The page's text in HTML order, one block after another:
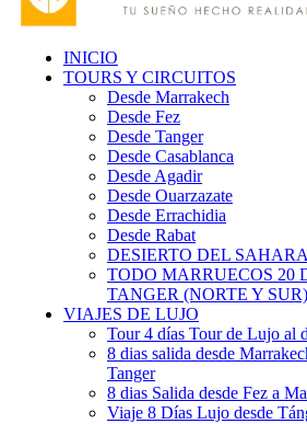
INICIO
TOURS Y CIRCUITOS
Desde Marrakech
Desde Fez
Desde Tanger
Desde Casablanca
Desde Agadir
Desde Ouarzazate
Desde Errachidia
Desde Rabat
DESIERTO DEL SAHARA
TODO MARRUECOS 20
TANGER (NORTE Y SUR)
VIAJES DE LUJO
Tour 4 días Tour de Lujo al
8 dias salida desde
Tanger
8 dias Salida desde Fez a
Viaje 8 Días Lujo desde